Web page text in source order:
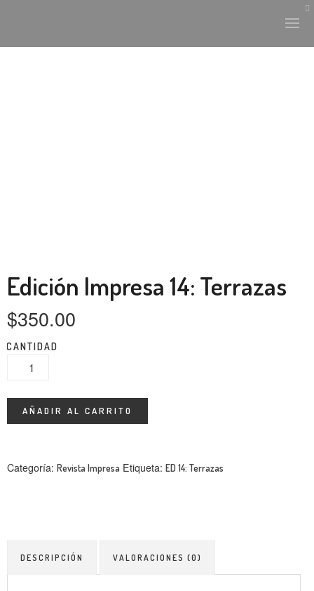
LAND-ESCAPE
ENTREVISTA
TENDENCIAS
EVENTOS
Edición Impresa 14: Terrazas
$350.00
CANTIDAD
AÑADIR AL CARRITO
Categoría: Revista Impresa Etiqueta: ED 14: Terrazas
DESCRIPCIÓN VALORACIONES (0)